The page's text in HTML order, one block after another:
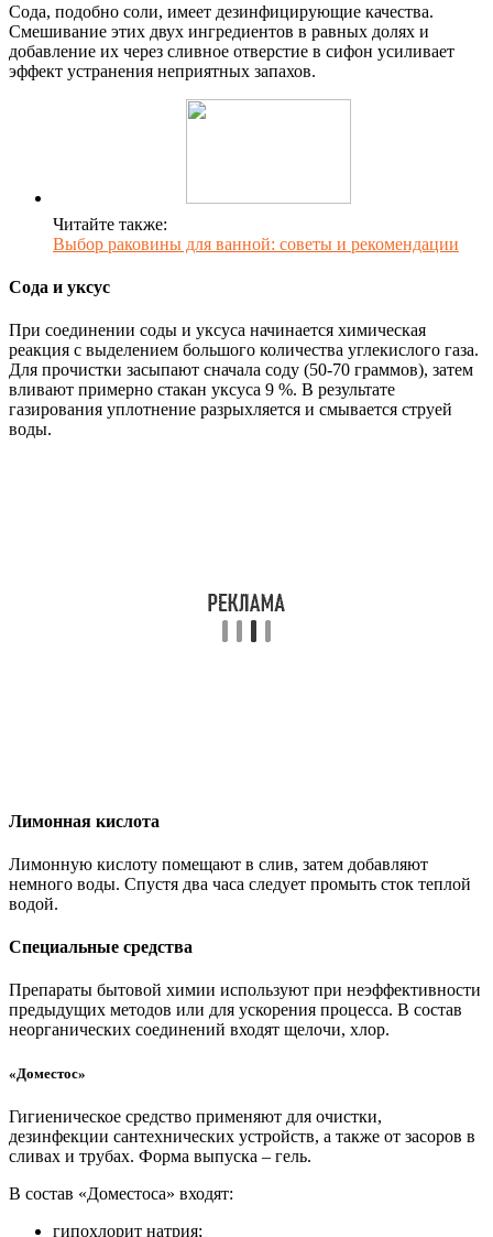
Сода, подобно соли, имеет дезинфицирующие качества.
Смешивание этих двух ингредиентов в равных долях и
добавление их через сливное отверстие в сифон усиливает
эффект устранения неприятных запахов.
Читайте также:
Выбор раковины для ванной: советы и рекомендации
Сода и уксус
При соединении соды и уксуса начинается химическая
реакция с выделением большого количества углекислого газа.
Для прочистки засыпают сначала соду (50-70 граммов), затем
вливают примерно стакан уксуса 9 %. В результате
газирования уплотнение разрыхляется и смывается струей
воды.
Лимонная кислота
Лимонную кислоту помещают в слив, затем добавляют
немного воды. Спустя два часа следует промыть сток теплой
водой.
Специальные средства
Препараты бытовой химии используют при неэффективности
предыдущих методов или для ускорения процесса. В состав
неорганических соединений входят щелочи, хлор.
«Доместос»
Гигиеническое средство применяют для очистки,
дезинфекции сантехнических устройств, а также от засоров в
сливах и трубах. Форма выпуска – гель.
В состав «Доместоса» входят:
гипохлорит натрия;